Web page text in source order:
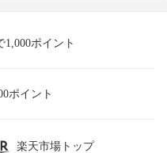
ポイント
ポイント
楽天市場トップ